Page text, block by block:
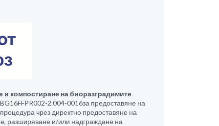
и компостиране на биоразградимите
2.004-0016за предоставяне на
чрез директно предоставяне на
разширяване и/или надграждане на